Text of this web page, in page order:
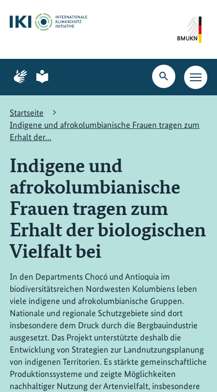
Hauptinhalt
springen
Suche
springen
Hauptnavigation
springen
Zur
Seite
Gebärdensprache
Zur
Seite
leichte
Suche
öffnen
Startseite
Indigene und afrokolumbianische Frauen tragen zum
Erhalt der…
Indigene und
afrokolumbianische
Frauen tragen zum
Erhalt der biologischen
Vielfalt bei
In den Departments Chocó und Antioquia im
biodiversitätsreichen Nordwesten Kolumbiens leben
viele indigene und afrokolumbianische Gruppen.
Nationale und regionale Schutzgebiete sind dort
insbesondere dem Druck durch die Bergbauindustrie
ausgesetzt. Das Projekt unterstützte deshalb die
Entwicklung von Strategien zur Landnutzungsplanung
von indigenen Territorien. Es stärkte gemeinschaftliche
Produktionssysteme und zeigte Möglichkeiten
nachhaltiger Nutzung der Artenvielfalt, insbesondere